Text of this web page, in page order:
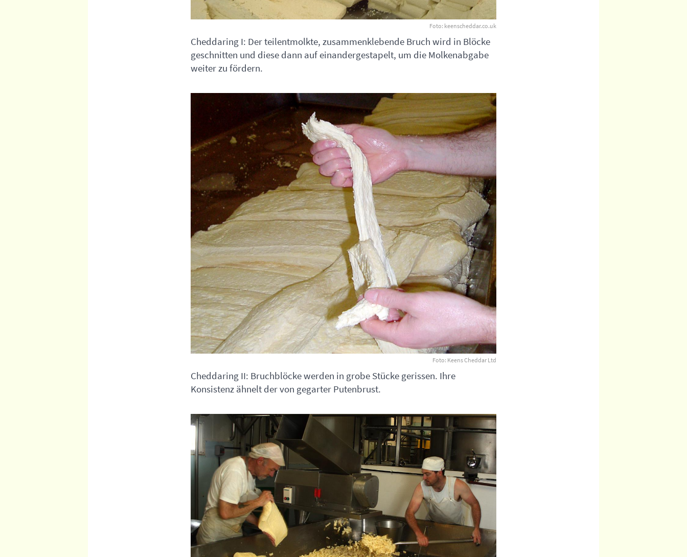
Foto: keenscheddar.co.uk
Cheddaring I: Der teilentmolkte, zusammenklebende Bruch wird in Blöcke
geschnitten und diese dann auf einandergestapelt, um die Molkenabgabe
weiter zu fördern.
Foto: Keens Cheddar Ltd
Cheddaring II: Bruchblöcke werden in grobe Stücke gerissen. Ihre
Konsistenz ähnelt der von gegarter Putenbrust.